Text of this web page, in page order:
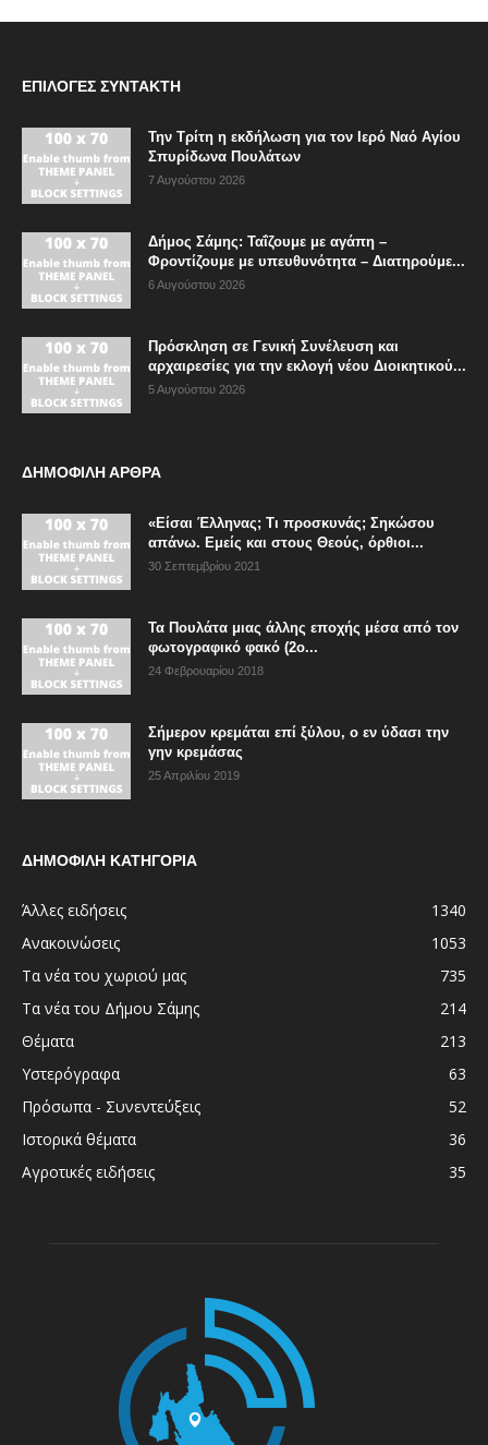
ΕΠΙΛΟΓΈΣ ΣΥΝΤΆΚΤΗ
Την Τρίτη η εκδήλωση για τον Ιερό Ναό Αγίου
Σπυρίδωνα Πουλάτων
7 Αυγούστου 2026
Δήμος Σάμης: Ταΐζουμε με αγάπη –
Φροντίζουμε με υπευθυνότητα – Διατηρούμε...
6 Αυγούστου 2026
Πρόσκληση σε Γενική Συνέλευση και
αρχαιρεσίες για την εκλογή νέου Διοικητικού...
5 Αυγούστου 2026
ΔΗΜΟΦΙΛΗ ΑΡΘΡΑ
«Είσαι Έλληνας; Τι προσκυνάς; Σηκώσου
απάνω. Εμείς και στους Θεούς, όρθιοι...
30 Σεπτεμβρίου 2021
Τα Πουλάτα μιας άλλης εποχής μέσα από τον
φωτογραφικό φακό (2ο...
24 Φεβρουαρίου 2018
Σήμερον κρεμάται επί ξύλου, ο εν ύδασι την
γην κρεμάσας
25 Απριλίου 2019
ΔΗΜΟΦΙΛΗ ΚΑΤΗΓΟΡΙΑ
Άλλες ειδήσεις
1340
Ανακοινώσεις
1053
Τα νέα του χωριού μας
735
Τα νέα του Δήμου Σάμης
214
Θέματα
213
Υστερόγραφα
63
Πρόσωπα - Συνεντεύξεις
52
Ιστορικά θέματα
36
Αγροτικές ειδήσεις
35